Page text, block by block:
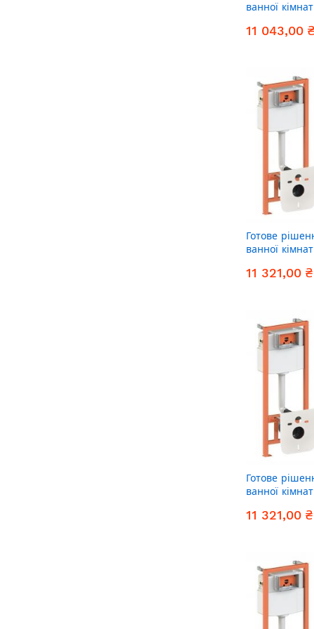
ванної
комплект
11 043,00 ₴
Готове
ванної
комплект
11 321,00 ₴
Готове
ванної
комплект
11 321,00 ₴